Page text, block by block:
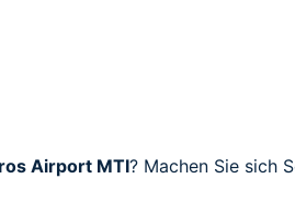
Airport MTI? Machen Sie sich